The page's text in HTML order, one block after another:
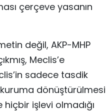
çerçeve yasanın
değil, AKP-MHP
Meclis’e
sadece tasdik
dönüştürülmesi
işlevi olmadığı